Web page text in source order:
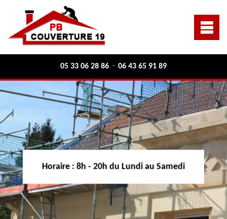
05 33 06 28 86 - 06 43 65 91 89
Horaire : 8h - 20h du Lundi au Samedi